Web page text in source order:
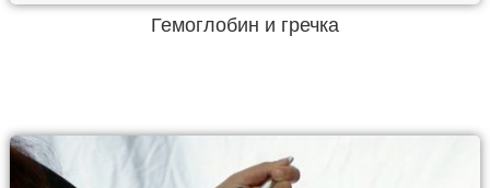
Гемоглобин и гречка